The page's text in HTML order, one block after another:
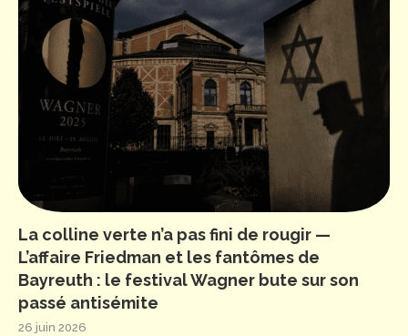
La colline verte n’a pas fini de rougir —
L’affaire Friedman et les fantômes de
Bayreuth : le festival Wagner bute sur son
passé antisémite
26 juin 2026